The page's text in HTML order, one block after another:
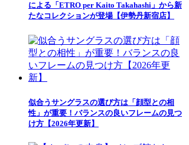
による「ETRO per Kaito Takahashi」から新
たなコレクションが登場【伊勢丹新宿店】
似合うサングラスの選び方は「顔型との相
性」が重要！バランスの良いフレームの見つ
け方【2026年更新】